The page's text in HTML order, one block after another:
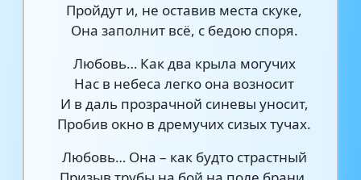
Пройдут и, не оставив места скуке,
Она заполнит всё, с бедою споря.
Любовь… Как два крыла могучих
Нас в небеса легко она возносит
И в даль прозрачной синевы уносит,
Пробив окно в дремучих сизых тучах.
Любовь… Она – как будто страстный